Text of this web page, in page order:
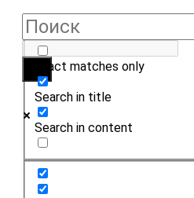
Exact matches only
Search in title
Search in content